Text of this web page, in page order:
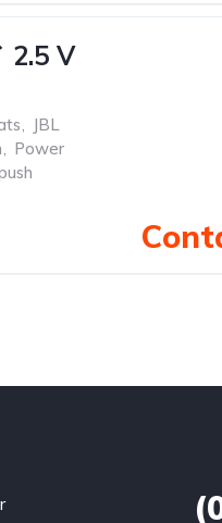
2.5 V
, JBL
, Power